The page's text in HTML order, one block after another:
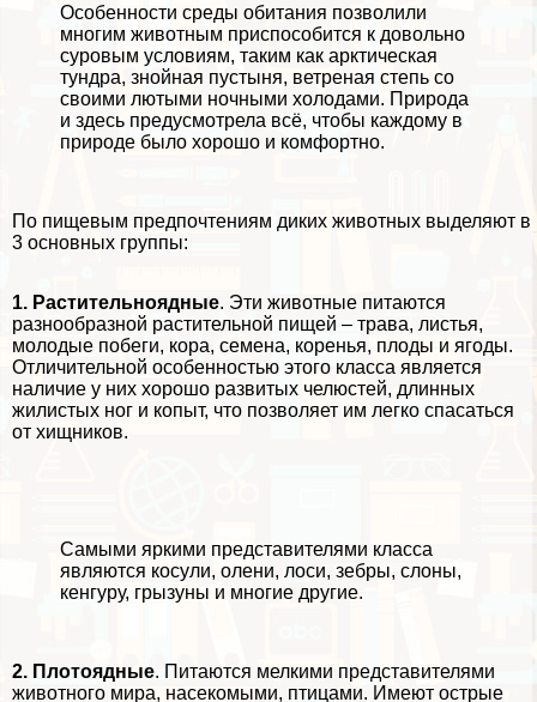
Особенности среды обитания позволили
многим животным приспособится к довольно
суровым условиям, таким как арктическая
тундра, знойная пустыня, ветреная степь со
своими лютыми ночными холодами. Природа
и здесь предусмотрела всё, чтобы каждому в
природе было хорошо и комфортно.
По пищевым предпочтениям диких животных выделяют в
3 основных группы:
1. Растительноядные. Эти животные питаются
разнообразной растительной пищей – трава, листья,
молодые побеги, кора, семена, коренья, плоды и ягоды.
Отличительной особенностью этого класса является
наличие у них хорошо развитых челюстей, длинных
жилистых ног и копыт, что позволяет им легко спасаться
от хищников.
Самыми яркими представителями класса
являются косули, олени, лоси, зебры, слоны,
кенгуру, грызуны и многие другие.
2. Плотоядные. Питаются мелкими представителями
животного мира, насекомыми, птицами. Имеют острые